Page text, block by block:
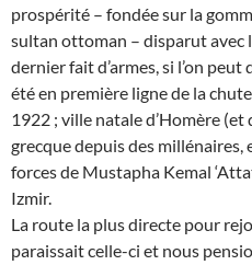
prospérité – fondée sur la
sultan ottoman – disparut avec
dernier fait d’armes, si l’on peut
été en première ligne de la
1922 ; ville natale d’Homère (et
grecque depuis des
forces de Mustapha Kemal
Izmir.
La route la plus directe pour
paraissait celle-ci et nous